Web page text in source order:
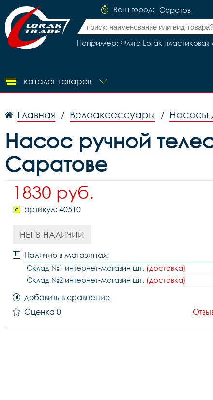
Ваш город: Саратов
Например: Фляга Lorak пластиковая
каталог товаров
Главная / Велоаксессуары / Насосы
Насос ручной
Саратове
1830 руб.
артикул: 40510
НЕТ В НАЛИЧИИ
Наличие в магазинах:
Склад №1 интернет-магазин шт. (доставка)
Склад №2 интернет-магазин шт. (доставка)
добавить в сравнение
Оценка 0